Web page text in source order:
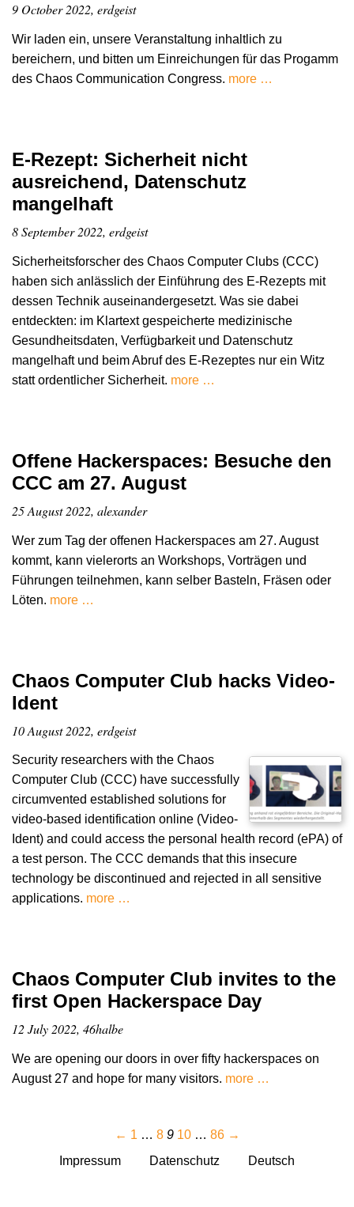
9 October 2022, erdgeist
Wir laden ein, unsere Veranstaltung inhaltlich zu
bereichern, und bitten um Einreichungen für das Progamm
des Chaos Communication Congress. more …
E-Rezept: Sicherheit nicht
ausreichend, Datenschutz
mangelhaft
8 September 2022, erdgeist
Sicherheitsforscher des Chaos Computer Clubs (CCC)
haben sich anlässlich der Einführung des E-Rezepts mit
dessen Technik auseinandergesetzt. Was sie dabei
entdeckten: im Klartext gespeicherte medizinische
Gesundheitsdaten, Verfügbarkeit und Datenschutz
mangelhaft und beim Abruf des E-Rezeptes nur ein Witz
statt ordentlicher Sicherheit. more …
Offene Hackerspaces: Besuche den
CCC am 27. August
25 August 2022, alexander
Wer zum Tag der offenen Hackerspaces am 27. August
kommt, kann vielerorts an Workshops, Vorträgen und
Führungen teilnehmen, kann selber Basteln, Fräsen oder
Löten. more …
Chaos Computer Club hacks Video-
Ident
10 August 2022, erdgeist
Security researchers with the Chaos
Computer Club (CCC) have successfully
circumvented established solutions for
video-based identification online (Video-
Ident) and could access the personal health record (ePA) of
a test person. The CCC demands that this insecure
technology be discontinued and rejected in all sensitive
applications. more …
Chaos Computer Club invites to the
first Open Hackerspace Day
12 July 2022, 46halbe
We are opening our doors in over fifty hackerspaces on
August 27 and hope for many visitors. more …
← 1 … 8 9 10 … 86 →
Impressum
Datenschutz Deutsch